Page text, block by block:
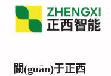
關(guān)于正西